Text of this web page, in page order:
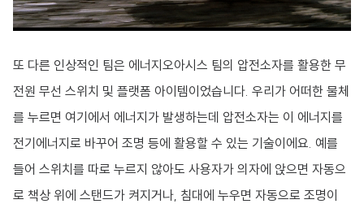
또 다른 인상적인 팀은 에너지오아시스 팀의 압전소자를 활용한 무
전원 무선 스위치 및 플랫폼 아이템이었습니다. 우리가 어떠한 물체
를 누르면 여기에서 에너지가 발생하는데 압전소자는 이 에너지를
전기에너지로 바꾸어 조명 등에 활용할 수 있는 기술이에요. 예를
들어 스위치를 따로 누르지 않아도 사용자가 의자에 앉으면 자동으
로 책상 위에 스탠드가 켜지거나, 침대에 누우면 자동으로 조명이